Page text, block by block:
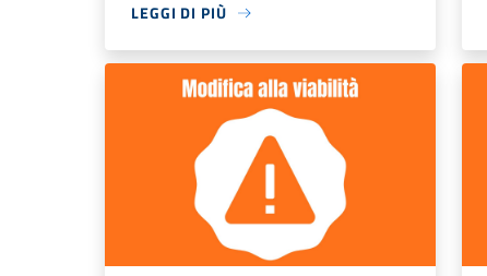
LEGGI DI PIÙ